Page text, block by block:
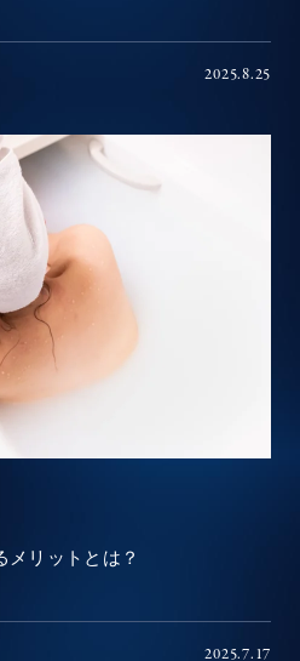
2025.8.25
メリットとは？
2025.7.17